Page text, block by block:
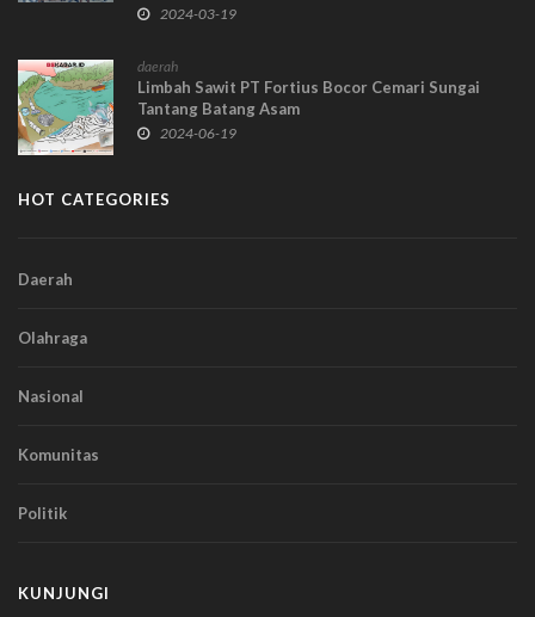
2024-03-19
daerah
Limbah Sawit PT Fortius Bocor Cemari Sungai
Tantang Batang Asam
2024-06-19
HOT CATEGORIES
Daerah
Olahraga
Nasional
Komunitas
Politik
KUNJUNGI